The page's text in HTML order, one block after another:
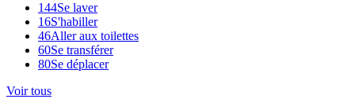
144Se laver
16S'habiller
46Aller aux toilettes
60Se transférer
80Se déplacer
Voir tous